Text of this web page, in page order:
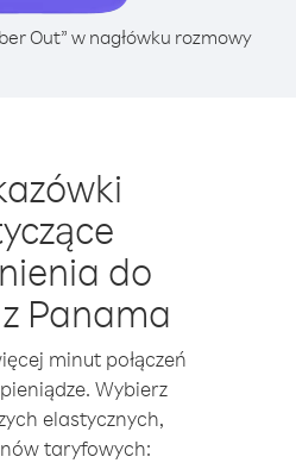
Out” w nagłówku rozmowy
do
Panama
minut połączeń
Wybierz
elastycznych,
taryfowych: